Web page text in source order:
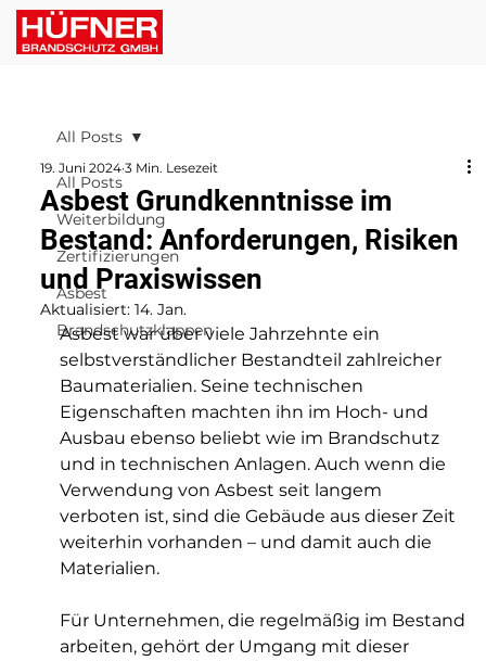
All Posts
Weiterbildung
Zertifizierungen
Asbest
Brandschutzklappen
All Posts
Asbest Grundkenntnisse im
Bestand: Anforderungen, Risiken
und Praxiswissen
19. Juni 2024 3 Min. Lesezeit
Aktualisiert: 14. Jan.
Asbest war über viele Jahrzehnte ein
selbstverständlicher Bestandteil zahlreicher
Baumaterialien. Seine technischen
Eigenschaften machten ihn im Hoch- und
Ausbau ebenso beliebt wie im Brandschutz
und in technischen Anlagen. Auch wenn die
Verwendung von Asbest seit langem
verboten ist, sind die Gebäude aus dieser Zeit
weiterhin vorhanden – und damit auch die
Materialien.
Für Unternehmen, die regelmäßig im Bestand
arbeiten, gehört der Umgang mit dieser